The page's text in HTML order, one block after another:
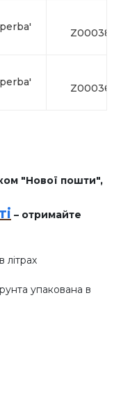
"Нової пошти",
– отримайте
упакована в